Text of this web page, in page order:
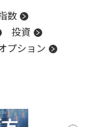
数
投資
プション